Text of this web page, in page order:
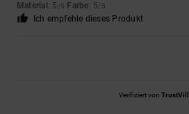
Material : 5 /5 Farbe: 5/5
Ich empfehle dieses Produkt
Verifiziert von